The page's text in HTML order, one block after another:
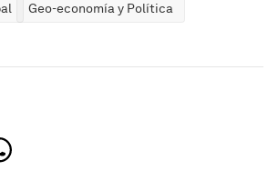
Geo-economía y Política